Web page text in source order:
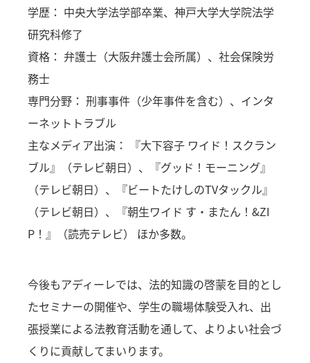
学歴： 中央大学法学部卒業、神戸大学大学院法学
研究科修了
資格： 弁護士（大阪弁護士会所属）、社会保険労
務士
専門分野： 刑事事件（少年事件を含む）、インタ
ーネットトラブル
主なメディア出演： 『大下容子 ワイド！スクラン
ブル』（テレビ朝日）、『グッド！モーニング』
（テレビ朝日）、『ビートたけしのTVタックル』
（テレビ朝日）、『朝生ワイド す・またん！&ZI
P！』（読売テレビ） ほか多数。
今後もアディーレでは、法的知識の啓蒙を目的とし
たセミナーの開催や、学生の職場体験受入れ、出
張授業による法教育活動を通して、よりよい社会づ
くりに貢献してまいります。